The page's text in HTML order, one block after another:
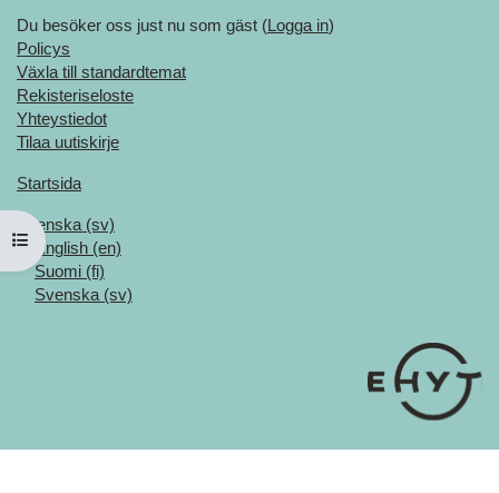
Öppna kursmenyn
Du besöker oss just nu som gäst (Logga in)
Policys
Växla till standardtemat
Rekisteriseloste
Yhteystiedot
Tilaa uutiskirje
Startsida
Svenska ‎(sv)‎
English ‎(en)‎
Suomi ‎(fi)‎
Svenska ‎(sv)‎